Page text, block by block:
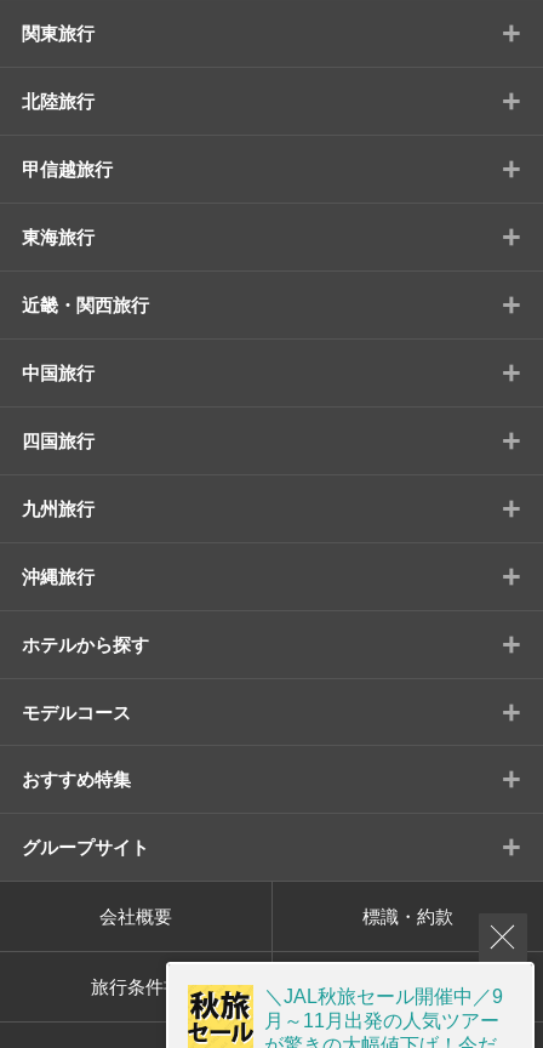
関東旅行 +
北陸旅行 +
甲信越旅行 +
東海旅行 +
近畿・関西旅行 +
中国旅行 +
四国旅行 +
九州旅行 +
沖縄旅行 +
ホテルから探す +
モデルコース +
おすすめ特集 +
グループサイト +
会社概要 標識・約款
旅行条件書 プライバシーポリシー
＼JAL秋旅セール開催中／9
月～11月出発の人気ツアー